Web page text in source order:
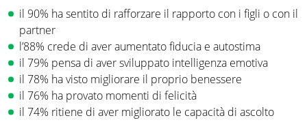
il 90% ha sentito di rafforzare il rapporto con i figli o con il
partner
l’88% crede di aver aumentato fiducia e autostima
il 79% pensa di aver sviluppato intelligenza emotiva
il 78% ha visto migliorare il proprio benessere
il 76% ha provato momenti di felicità
il 74% ritiene di aver migliorato le capacità di ascolto